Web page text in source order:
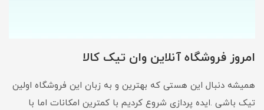
امروز فروشگاه آنلاین وان تیک کالا
همیشه دنبال این هستی که بهترین و به زبان این فروشگاه اولین
تیک باشی .ایده پردازی شروع کردیم با کمترین امکانات اما با